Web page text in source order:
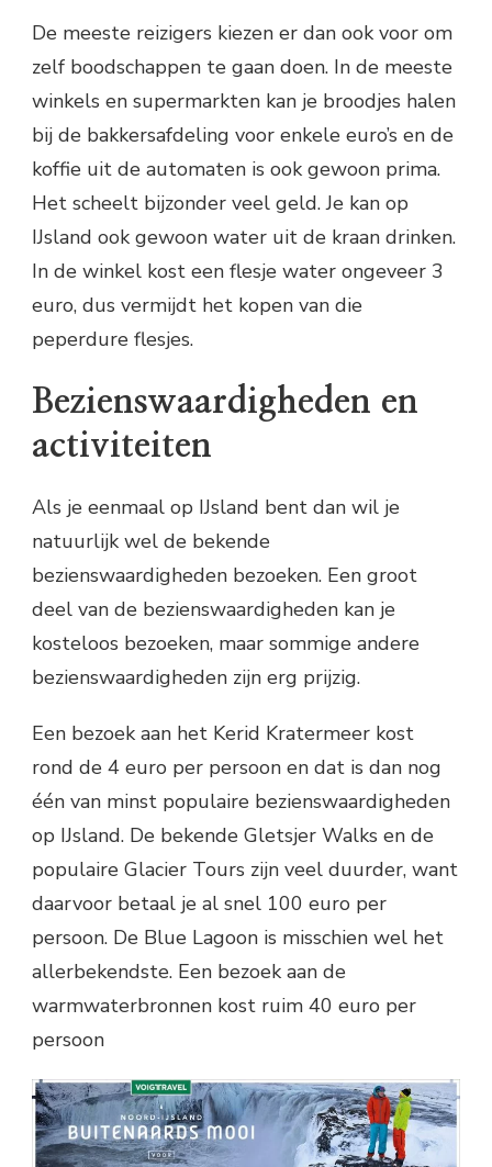
De meeste reizigers kiezen er dan ook voor om
zelf boodschappen te gaan doen. In de meeste
winkels en supermarkten kan je broodjes halen
bij de bakkersafdeling voor enkele euro’s en de
koffie uit de automaten is ook gewoon prima.
Het scheelt bijzonder veel geld. Je kan op
IJsland ook gewoon water uit de kraan drinken.
In de winkel kost een flesje water ongeveer 3
euro, dus vermijdt het kopen van die
peperdure flesjes.
Bezienswaardigheden en
activiteiten
Als je eenmaal op IJsland bent dan wil je
natuurlijk wel de bekende
bezienswaardigheden bezoeken. Een groot
deel van de bezienswaardigheden kan je
kosteloos bezoeken, maar sommige andere
bezienswaardigheden zijn erg prijzig.
Een bezoek aan het Kerid Kratermeer kost
rond de 4 euro per persoon en dat is dan nog
één van minst populaire bezienswaardigheden
op IJsland. De bekende Gletsjer Walks en de
populaire Glacier Tours zijn veel duurder, want
daarvoor betaal je al snel 100 euro per
persoon. De Blue Lagoon is misschien wel het
allerbekendste. Een bezoek aan de
warmwaterbronnen kost ruim 40 euro per
persoon